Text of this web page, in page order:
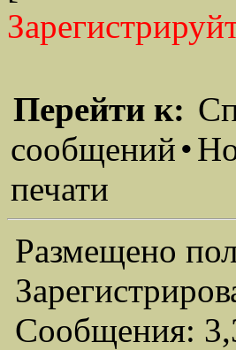
Перейти к:
сообщений•
печати
Размещено
Сообщения: